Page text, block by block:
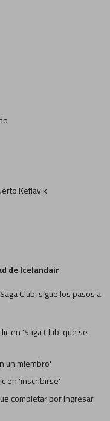
Keflavik
de Icelandair
Club, sigue los pasos a
en 'Saga Club' que se
un miembro'
en 'inscribirse'
completar por ingresar